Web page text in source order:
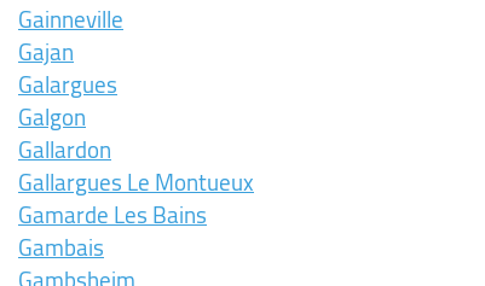
Gainneville
Gajan
Galargues
Galgon
Gallardon
Gallargues Le Montueux
Gamarde Les Bains
Gambais